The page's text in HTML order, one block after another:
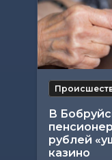
В
рублей
казино